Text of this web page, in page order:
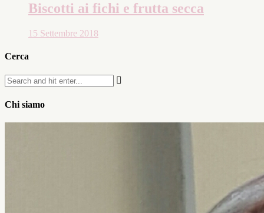
Biscotti ai fichi e frutta secca
15 Settembre 2018
Cerca
Chi siamo